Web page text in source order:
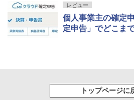
レビュー
個人事業主の確定
定申告」でどこま
トップページに